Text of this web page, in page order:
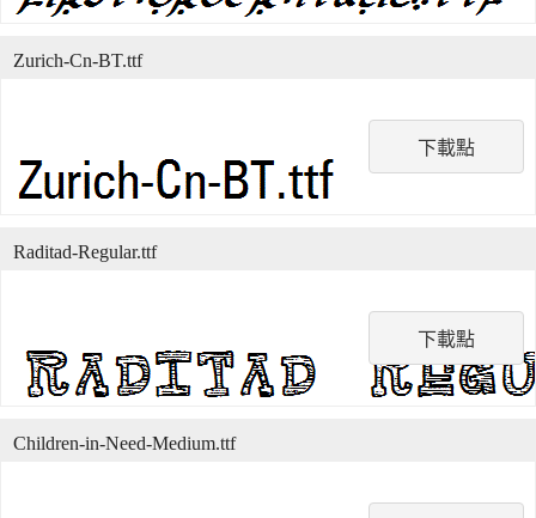
下載點
Zurich-Cn-BT.ttf
下載點
Raditad-Regular.ttf
Children-in-Need-Medium.ttf